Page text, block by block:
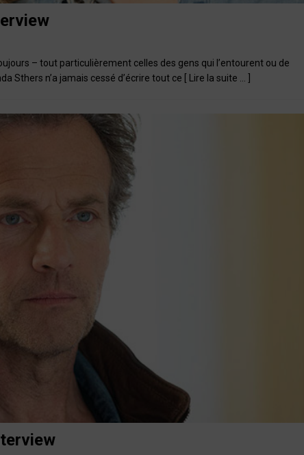
– tout particulièrement celles des gens qui l’entourent ou de
Sthers n’a jamais cessé d’écrire tout ce
[ Lire la suite … ]